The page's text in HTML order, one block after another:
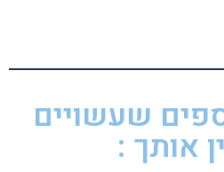
שעשויים
אותך :